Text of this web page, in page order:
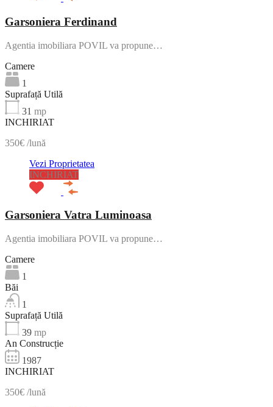
Garsoniera Ferdinand
Agentia imobiliara POVIL va propune…
Camere
1
Suprafață Utilă
31 mp
INCHIRIAT
350€ /lună
Vezi Proprietatea
INCHIRIAT
Garsoniera Vatra Luminoasa
Agentia imobiliara POVIL va propune…
Camere
1
Băi
1
Suprafață Utilă
39 mp
An Construcție
1987
INCHIRIAT
350€ /lună